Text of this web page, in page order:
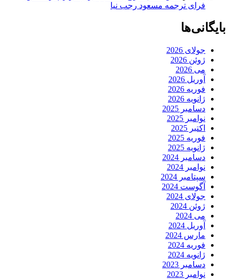
فرای ترجمه مسعود رجب نیا
بایگانی‌ها
جولای 2026
ژوئن 2026
می 2026
آوریل 2026
فوریه 2026
ژانویه 2026
دسامبر 2025
نوامبر 2025
اکتبر 2025
فوریه 2025
ژانویه 2025
دسامبر 2024
نوامبر 2024
سپتامبر 2024
آگوست 2024
جولای 2024
ژوئن 2024
می 2024
آوریل 2024
مارس 2024
فوریه 2024
ژانویه 2024
دسامبر 2023
نوامبر 2023